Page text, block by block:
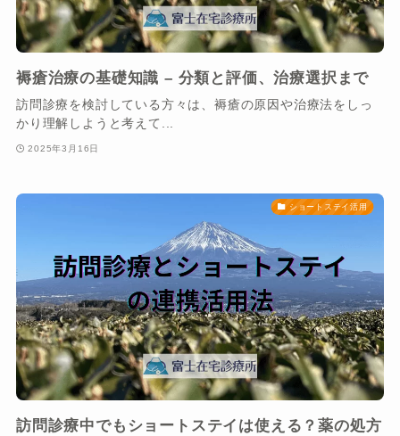
褥瘡治療の基礎知識 – 分類と評価、治療選択まで
訪問診療を検討している方々は、褥瘡の原因や治療法をしっ
かり理解しようと考えて...
2025年3月16日
ショートステイ活用
訪問診療中でもショートステイは使える？薬の処方